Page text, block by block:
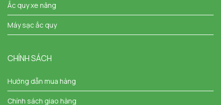
Ắc quy xe nâng
Máy sạc ắc quy
CHÍNH SÁCH
Hướng dẫn mua hàng
Chính sách giao hàng